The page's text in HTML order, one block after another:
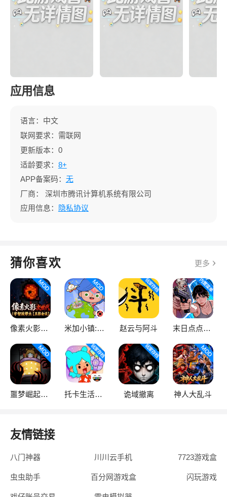
应用信息
语言：中文
联网要求：需联网
更新版本：0
适龄要求： 8+
APP备案码： 无
厂商：
深圳市腾讯计算机系统有限公司
应用信息：
隐私协议
猜你喜欢 更多
像素火影次世代 米加小镇:世界 赵云与阿斗 末日点点（辅助菜单）
噩梦崛起：生存 托卡生活：世界 诡域撤离 神人大乱斗
友情链接
八门神器 川川云手机 7723游戏盒
虫虫助手 百分网游戏盒 闪玩游戏